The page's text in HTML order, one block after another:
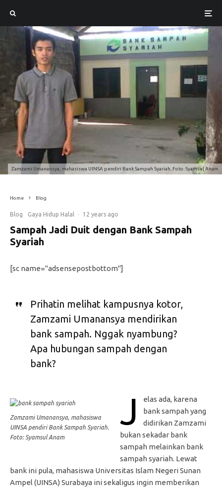
Zamzami Umanansya, mahasiswa UINSA pendiri Bank Sampah Syariah. Foto: Syamsul Anam
Home Blog
Blog Gaya Hidup Halal · 12 years ago
Sampah Jadi Duit dengan Bank Sampah
Syariah
[sc name="adsensepostbottom"]
Prihatin melihat kampusnya kotor,
Zamzami Umanansya mendirikan
bank sampah. Nggak nyambung?
Apa hubungan sampah dengan
bank?
Zamzami Umanansya, mahasiswa
UINSA pendiri Bank Sampah Syariah.
Foto: Syamsul Anam
J
elas ada, karena
bank sampah yang
didirikan Zamzami
bukan sekadar bank
sampah melainkan bank
sampah syariah. Lewat
bank ini pula, mahasiswa Universitas Islam Negeri Sunan
Ampel (UINSA) Surabaya ini sekaligus ingin memberikan